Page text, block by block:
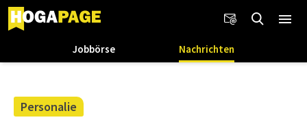
Jobbörse Nachrichten
Personalie